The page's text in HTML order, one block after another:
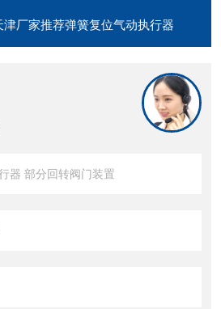
津厂家推荐弹簧复位气动执行器